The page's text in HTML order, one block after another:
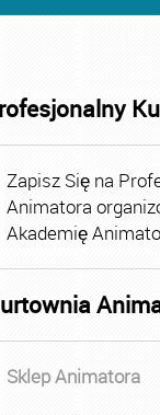
Animatora
Zapisz Się na
Animatora
Akademię
Sklep Animatora